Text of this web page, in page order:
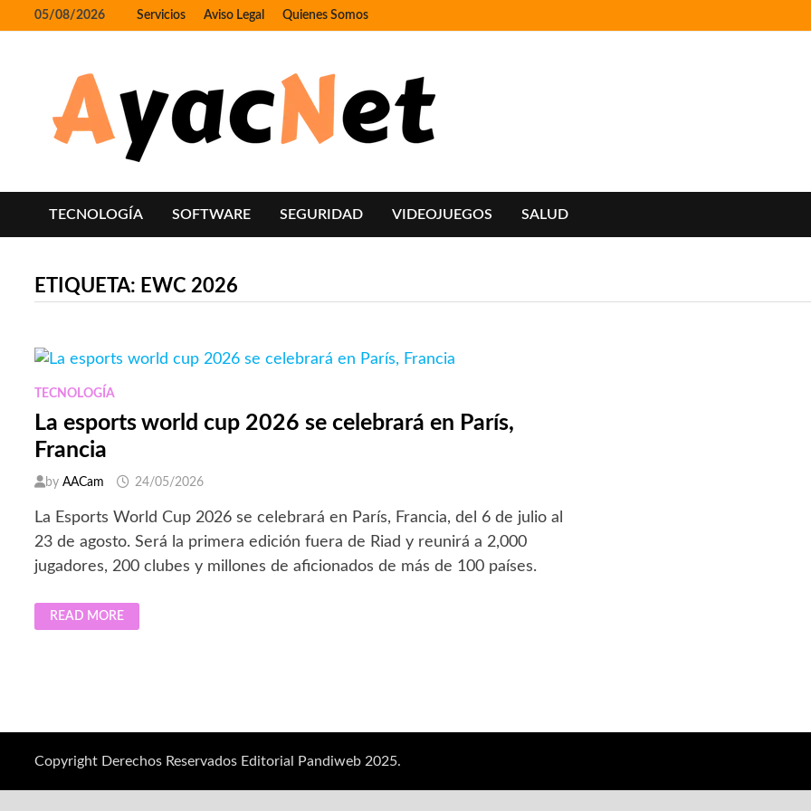
to
05/08/2026 Servicios Aviso Legal Quienes Somos
TECNOLOGÍA SOFTWARE SEGURIDAD VIDEOJUEGOS SALUD
ETIQUETA: EWC 2026
TECNOLOGÍA
La esports world cup 2026 se celebrará en París,
Francia
byAACam 24/05/2026
La Esports World Cup 2026 se celebrará en París, Francia, del 6 de julio al
23 de agosto. Será la primera edición fuera de Riad y reunirá a 2,000
jugadores, 200 clubes y millones de aficionados de más de 100 países.
LA
ESPORTS
READ MORE
Copyright Derechos Reservados Editorial Pandiweb 2025.